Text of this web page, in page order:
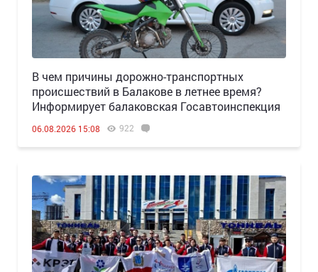
В чем причины дорожно-транспортных
происшествий в Балакове в летнее время?
Информирует балаковская Госавтоинспекция
06.08.2026 15:08 922